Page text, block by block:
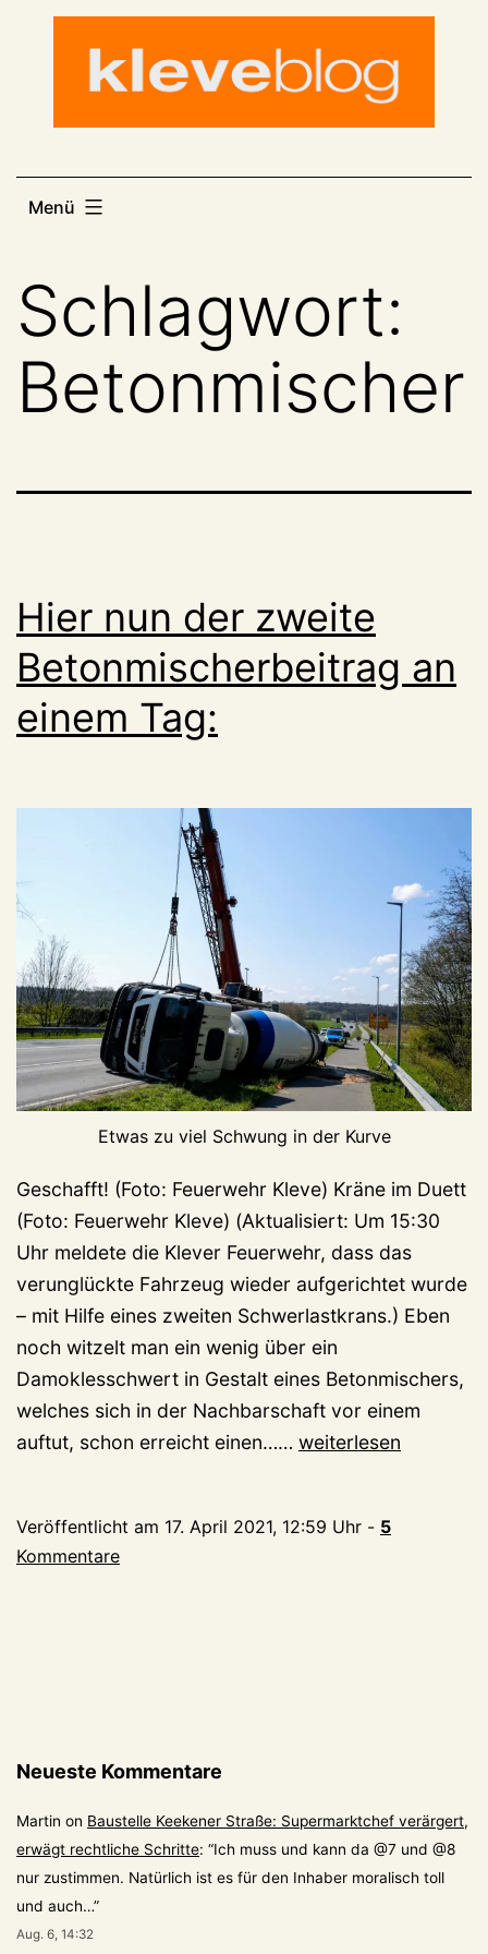
Menü
Schlagwort:
Betonmischer
Hier nun der zweite
Betonmischerbeitrag an
einem Tag:
Etwas zu viel Schwung in der Kurve
Geschafft! (Foto: Feuerwehr Kleve) Kräne im Duett
(Foto: Feuerwehr Kleve) (Aktualisiert: Um 15:30
Uhr meldete die Klever Feuerwehr, dass das
verunglückte Fahrzeug wieder aufgerichtet wurde
– mit Hilfe eines zweiten Schwerlastkrans.) Eben
noch witzelt man ein wenig über ein
Damoklesschwert in Gestalt eines Betonmischers,
welches sich in der Nachbarschaft vor einem
auftut, schon erreicht einen…… Hier
zweite
weiterlesen
Veröffentlicht am 17. April 2021, 12:59 Uhr - 5
Kommentare
Neueste Kommentare
Martin on Baustelle Keekener Straße: Supermarktchef verärgert,
erwägt rechtliche Schritte: “Ich muss und kann da @7 und @8
nur zustimmen. Natürlich ist es für den Inhaber moralisch toll
und auch…”
Aug. 6, 14:32